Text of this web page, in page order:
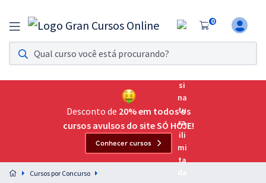
0
Assinatura Ilimitada 11
Acesso a todos os cursos. Teste grátis por 7 dias!
Assinatura OAB Até Passar
Acesso ilimitado a toda preparação para o Exame da
Preparação completa e intensiva para as principais
residências em saúde do Brasil
Desconto de 20% em todos os
cursos avulsos do site SÓ HOJE!
Conhecer cursos
Cursos por Concurso